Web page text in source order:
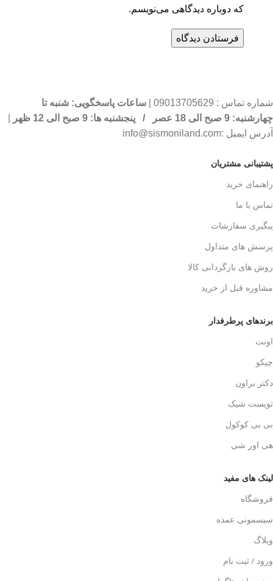
که دوباره دیدگاهی می‌نویسم.
شماره تماس : 09013705629 |
ساعات پاسخگویی: شنبه تا
چهارشنبه: 9 صبح الی 18 عصر / پنجشنبه ها: 9 صبح الی 12 ظهر
آدرس ایمیل :info@sismoniland.com
پشتیبانی مشتریان
راهنمای خرید
تماس با ما
پیگیری سفارشات
پرسش های متداول
روش های بازگردانی کالا
مشاوره قبل از خرید
برندهای پرطرفدار
اونت
چیکو
دکتر براون
تویست شیک
بی بی کوکول
هی اور شی
لینک های مفید
فروشگاه
سیسمونی عمده
وبلاگ
ورود / ثبت نام